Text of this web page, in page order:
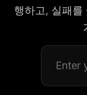
행하고, 실패를